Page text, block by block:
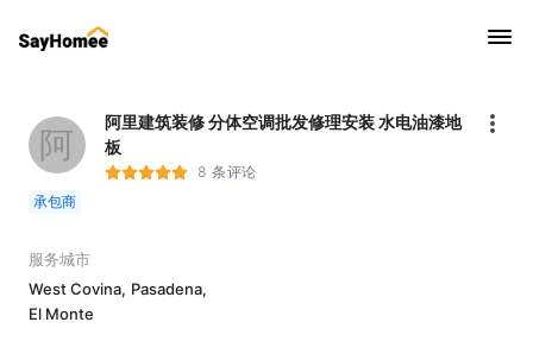
阿
阿里建筑装修 分体空调批发修理安装 水电油漆地
板
8 条评论
承包商
服务城市
West Covina, Pasadena,
El Monte